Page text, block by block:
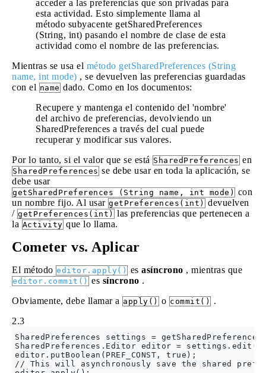
acceder a las preferencias que son privadas para
esta actividad. Esto simplemente llama al
método subyacente getSharedPreferences
(String, int) pasando el nombre de clase de esta
actividad como el nombre de las preferencias.
Mientras se usa el método getSharedPreferences (String
name, int mode) , se devuelven las preferencias guardadas
con el name dado. Como en los documentos:
Recupere y mantenga el contenido del 'nombre'
del archivo de preferencias, devolviendo un
SharedPreferences a través del cual puede
recuperar y modificar sus valores.
Por lo tanto, si el valor que se está SharedPreferences en
SharedPreferences se debe usar en toda la aplicación, se
debe usar
getSharedPreferences (String name, int mode) con
un nombre fijo. Al usar getPreferences(int) devuelven
/ getPreferences(int) las preferencias que pertenecen a
la Activity que lo llama.
Cometer vs. Aplicar
El método editor.apply() es asíncrono , mientras que
editor.commit() es síncrono .
Obviamente, debe llamar a apply() o commit()
.
2.3
SharedPreferences settings =
SharedPreferences.Editor editor =
editor.putBoolean(PREF_CONST, true);
// This will asynchronously save the shared